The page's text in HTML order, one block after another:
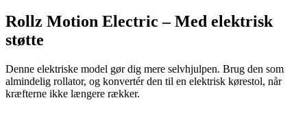
Rollz Motion Electric – Med elektrisk
støtte
Denne elektriske model gør dig mere selvhjulpen. Brug den som
almindelig rollator, og konvertér den til en elektrisk kørestol, når
kræfterne ikke længere rækker.